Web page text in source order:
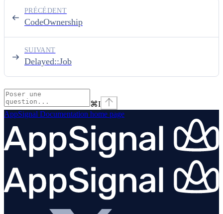
CodeOwnership
PRÉCÉDENT
Delayed::Job
SUIVANT
⌘I
AppSignal Documentation home page